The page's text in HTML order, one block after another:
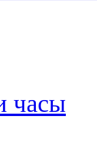
часы